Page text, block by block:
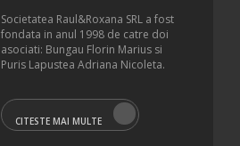
Societatea Raul&Roxana SRL a fost
fondata in anul 1998 de catre doi
asociati: Bungau Florin Marius si
Puris Lapustea Adriana Nicoleta.
CITESTE MAI MULTE